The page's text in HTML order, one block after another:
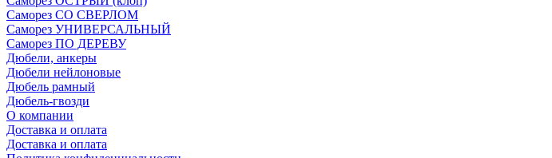
Саморез СО СВЕРЛОМ
Саморез УНИВЕРСАЛЬНЫЙ
Саморез ПО ДЕРЕВУ
Дюбели, анкеры
Дюбели нейлоновые
Дюбель рамный
Дюбель-гвозди
О компании
Доставка и оплата
Доставка и оплата